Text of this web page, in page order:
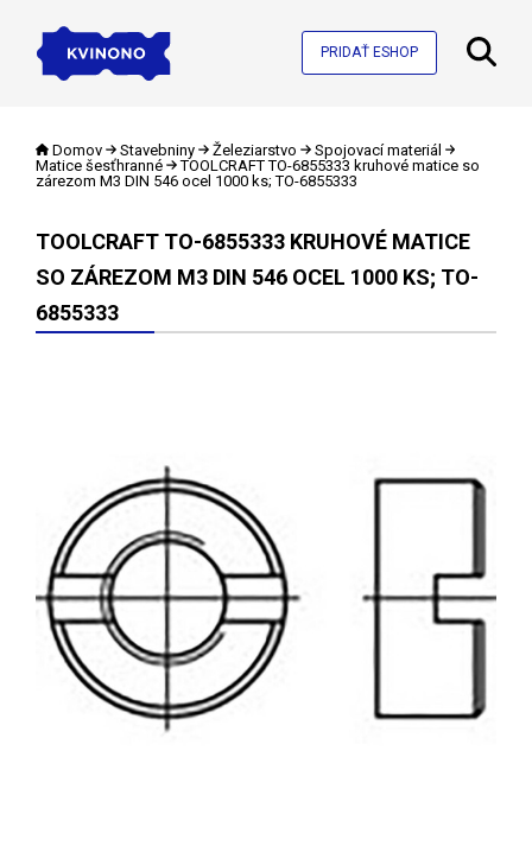
PRIDAŤ ESHOP
Domov Stavebniny Železiarstvo
Spojovací materiál
Matice šesťhranné
TOOLCRAFT TO-6855333 kruhové matice so
zárezom M3 DIN 546 ocel 1000 ks; TO-6855333
TOOLCRAFT TO-6855333 KRUHOVÉ MATICE
SO ZÁREZOM M3 DIN 546 OCEL 1000 KS; TO-
6855333